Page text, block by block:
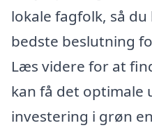
lokale fagfolk, så
bedste beslutning
Læs videre for at
kan få det optimale
investering i grøn